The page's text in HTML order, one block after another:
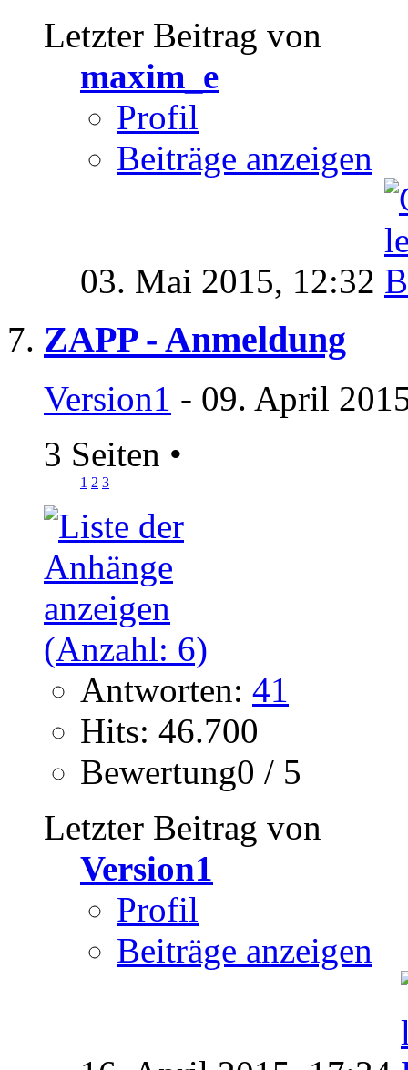
Letzter Beitrag von
maxim_e
Profil
Beiträge anzeigen
03. Mai 2015, 12:32
ZAPP - Anmeldung
Version1 - 09. April
3 Seiten •
1 2 3
Antworten: 41
Hits: 46.700
Bewertung0 / 5
Letzter Beitrag von
Version1
Profil
Beiträge anzeigen